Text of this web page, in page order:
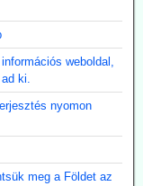
weboldal,
ki.
nyomon
meg a Földet az